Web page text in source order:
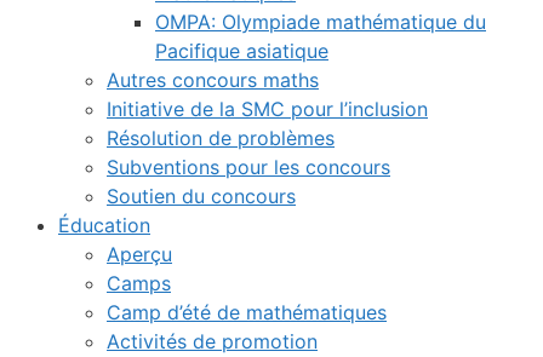
OMPA: Olympiade mathématique du
Pacifique asiatique
Autres concours maths
Initiative de la SMC pour l’inclusion
Résolution de problèmes
Subventions pour les concours
Soutien du concours
Éducation
Aperçu
Camps
Camp d’été de mathématiques
Activités de promotion